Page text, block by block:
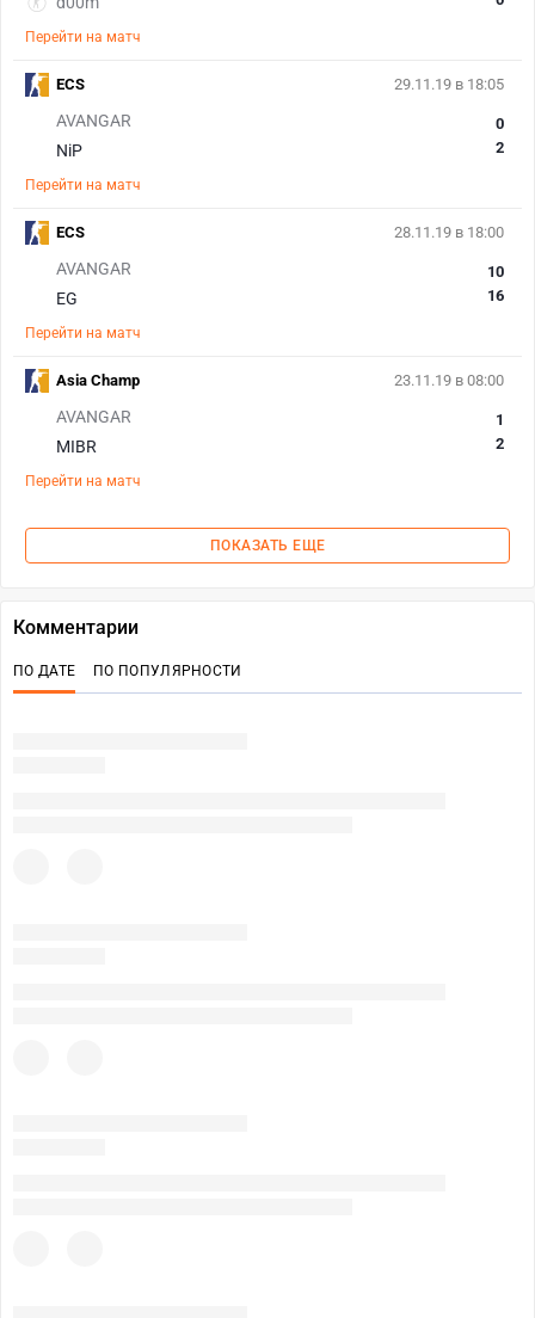
Перейти на матч
29.11.19 в 18:05
AVANGAR
NiP
0
2
Перейти на матч
ECS
28.11.19 в 18:00
AVANGAR
EG
10
16
Перейти на матч
ECS
23.11.19 в 08:00
AVANGAR
MIBR
1
2
Перейти на матч
Asia Champ
ПОКАЗАТЬ ЕЩЕ
Комментарии
ПО ДАТЕ ПО ПОПУЛЯРНОСТИ